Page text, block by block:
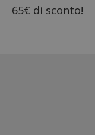
65€ di sconto!